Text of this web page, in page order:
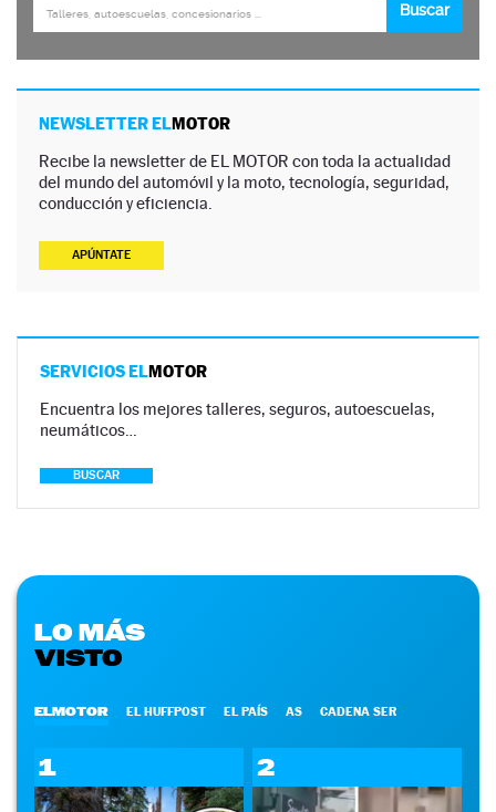
NEWSLETTER ELMOTOR
Recibe la newsletter de EL MOTOR con toda la actualidad
del mundo del automóvil y la moto, tecnología, seguridad,
conducción y eficiencia.
APÚNTATE
SERVICIOS ELMOTOR
Encuentra los mejores talleres, seguros, autoescuelas,
neumáticos…
BUSCAR
LO MÁS
VISTO
ELMOTOR EL HUFFPOST EL PAÍS AS CADENA SER
1 2